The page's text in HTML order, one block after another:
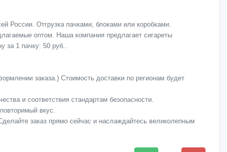
России. Отгрузка пачками, блоками или коробками.
оптом. Наша компания предлагает сигареты
за 1 пачку: 50 руб..
заказа.) Стоимость доставки по регионам будет
и соответствия стандартам безопасности.
вкус.
заказ прямо сейчас и наслаждайтесь великолепным